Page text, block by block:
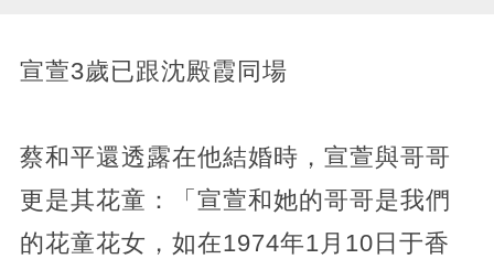
宣萱3歲已跟沈殿霞同場
蔡和平還透露在他結婚時，宣萱與哥哥
更是其花童：「宣萱和她的哥哥是我們
的花童花女，如在1974年1月10日于香